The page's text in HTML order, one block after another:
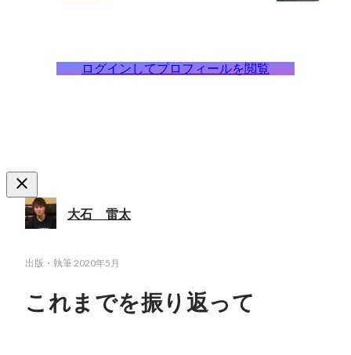
ログインしてプロフィールを閲覧
大石 雷太
出版・執筆2020年5月
これまでを振り返って